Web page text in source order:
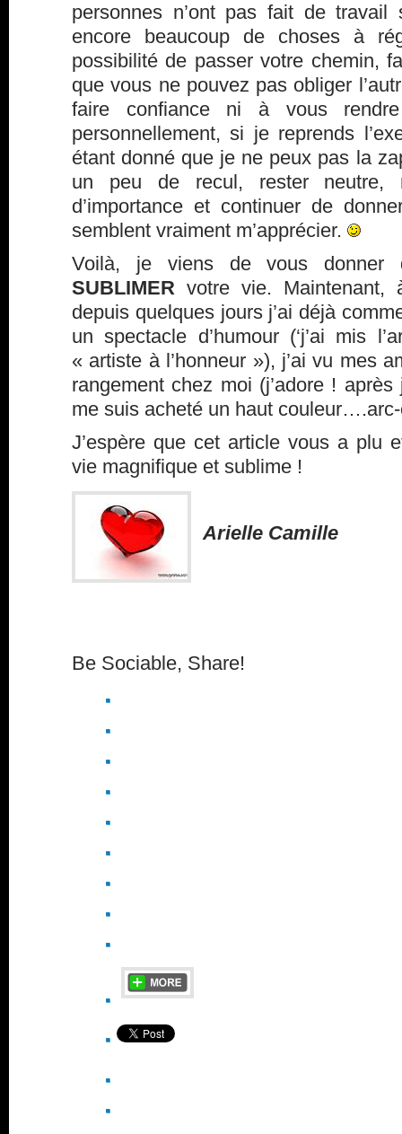
personnes n’ont pas fait de travail
encore beaucoup de choses à
possibilité de passer votre chemin,
que vous ne pouvez pas obliger
faire confiance ni à vous
personnellement, si je reprends
étant donné que je ne peux pas la
un peu de recul, rester neutre,
d’importance et continuer de
semblent vraiment m’apprécier.
Voilà, je viens de vous donner
SUBLIMER votre vie.
depuis quelques jours j’ai déjà
un spectacle d’humour (‘j’ai mis
« artiste à l’honneur »), j’ai vu mes
rangement chez moi (j’adore !
me suis acheté un haut
J’espère que cet article vous a plu
vie magnifique et sublime !
Arielle Camille
Be Sociable, Share!